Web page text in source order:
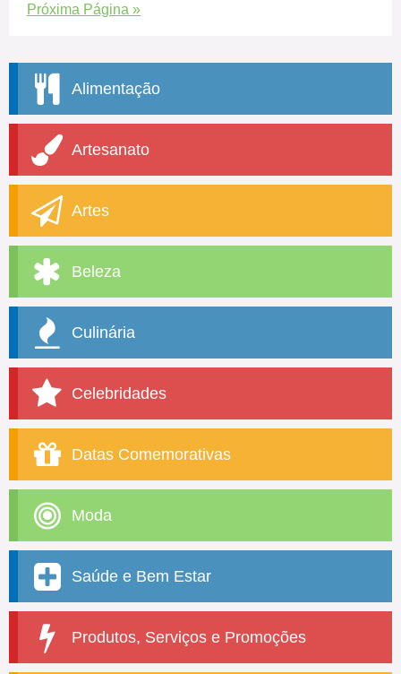
Próxima Página »
Alimentação
Artesanato
Artes
Beleza
Culinária
Celebridades
Datas Comemorativas
Moda
Saúde e Bem Estar
Produtos, Serviços e Promoções